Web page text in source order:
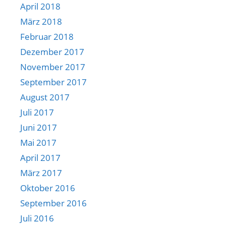
April 2018
März 2018
Februar 2018
Dezember 2017
November 2017
September 2017
August 2017
Juli 2017
Juni 2017
Mai 2017
April 2017
März 2017
Oktober 2016
September 2016
Juli 2016